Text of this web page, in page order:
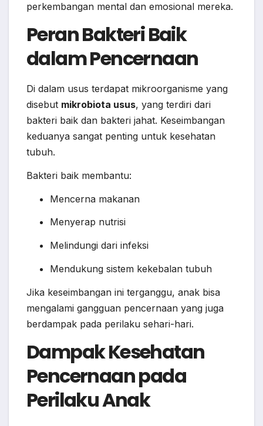
perkembangan mental dan emosional mereka.
Peran Bakteri Baik
dalam Pencernaan
Di dalam usus terdapat mikroorganisme yang
disebut mikrobiota usus, yang terdiri dari
bakteri baik dan bakteri jahat. Keseimbangan
keduanya sangat penting untuk kesehatan
tubuh.
Bakteri baik membantu:
Mencerna makanan
Menyerap nutrisi
Melindungi dari infeksi
Mendukung sistem kekebalan tubuh
Jika keseimbangan ini terganggu, anak bisa
mengalami gangguan pencernaan yang juga
berdampak pada perilaku sehari-hari.
Dampak Kesehatan
Pencernaan pada
Perilaku Anak